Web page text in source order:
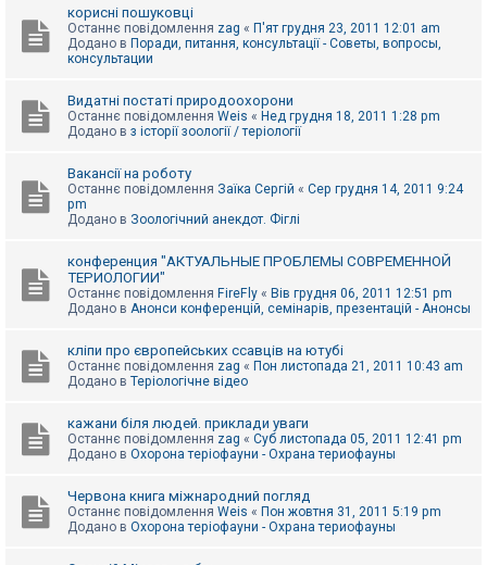
корисні пошуковці
Останнє повідомлення zag « П'ят грудня 23, 2011 12:01 am
Додано в Поради, питання, консультації - Советы, вопросы,
консультации
Видатні постаті природоохорони
Останнє повідомлення Weis « Нед грудня 18, 2011 1:28 pm
Додано в з історії зоології / теріології
Вакансії на роботу
Останнє повідомлення Заїка Сергій « Сер грудня 14, 2011 9:24
pm
Додано в Зоологічний анекдот. Фіглі
конференция "АКТУАЛЬНЫЕ ПРОБЛЕМЫ СОВРЕМЕННОЙ
ТЕРИОЛОГИИ"
Останнє повідомлення FireFly « Вів грудня 06, 2011 12:51 pm
Додано в Анонси конференцій, семінарів, презентацій - Анонсы
кліпи про європейських ссавців на ютубі
Останнє повідомлення zag « Пон листопада 21, 2011 10:43 am
Додано в Теріологічне відео
кажани біля людей. приклади уваги
Останнє повідомлення zag « Суб листопада 05, 2011 12:41 pm
Додано в Охорона теріофауни - Охрана териофауны
Червона книга міжнародний погляд
Останнє повідомлення Weis « Пон жовтня 31, 2011 5:19 pm
Додано в Охорона теріофауни - Охрана териофауны